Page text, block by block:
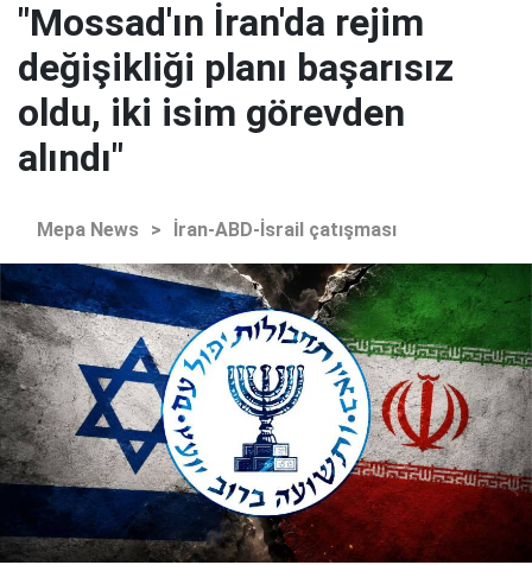
"Mossad'ın İran'da rejim
değişikliği planı başarısız
oldu, iki isim görevden
alındı"
Mepa News > İran-ABD-İsrail çatışması